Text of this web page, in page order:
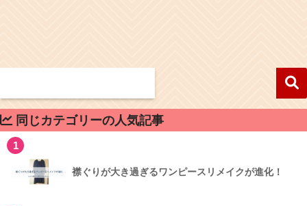
同じカテゴリーの人気記事
1
襟ぐりが大き過ぎるワンピースリメイクが進化！